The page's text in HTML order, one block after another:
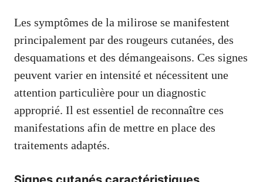
Les symptômes de la milirose se manifestent
principalement par des rougeurs cutanées, des
desquamations et des démangeaisons. Ces signes
peuvent varier en intensité et nécessitent une
attention particulière pour un diagnostic
approprié. Il est essentiel de reconnaître ces
manifestations afin de mettre en place des
traitements adaptés.